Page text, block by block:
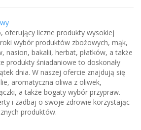
oferujący liczne produkty wysokiej
wybór produktów zbożowych, mąk,
nasion, bakalii, herbat, płatków, a także
produkty śniadaniowe to doskonały
dnia. W naszej ofercie znajdują się
aromatyczna oliwa z oliwek,
a także bogaty wybór przypraw.
i zadbaj o swoje zdrowie korzystając
produktów.